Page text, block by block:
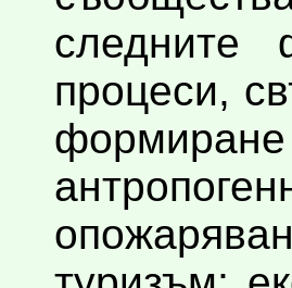
следните
процеси,